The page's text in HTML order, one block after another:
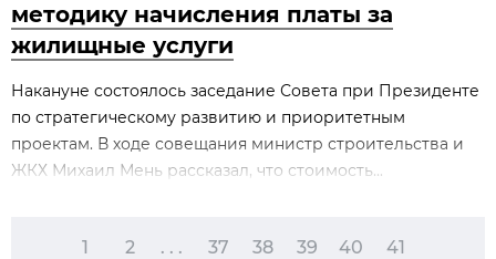
методику начисления платы за
жилищные услуги
Накануне состоялось заседание Совета при Президенте
по стратегическому развитию и приоритетным
проектам. В ходе совещания министр строительства и
ЖКХ Михаил Мень рассказал, что стоимость...
1 2 . . . 37 38 39 40
41